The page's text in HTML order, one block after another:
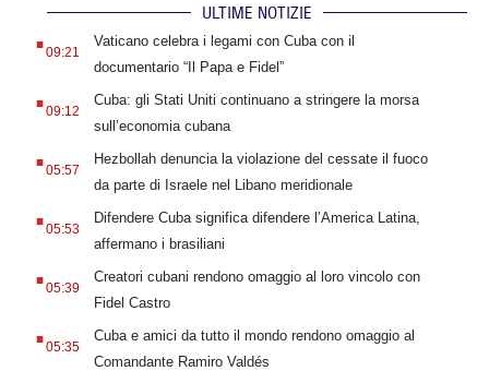
ULTIME NOTIZIE
.09:21
Vaticano celebra i legami con Cuba con il
documentario “Il Papa e Fidel”
.09:12
Cuba: gli Stati Uniti continuano a stringere la morsa
sull’economia cubana
.05:57
Hezbollah denuncia la violazione del cessate il fuoco
da parte di Israele nel Libano meridionale
.05:53
Difendere Cuba significa difendere l’America Latina,
affermano i brasiliani
.05:39
Creatori cubani rendono omaggio al loro vincolo con
Fidel Castro
.05:35
Cuba e amici da tutto il mondo rendono omaggio al
Comandante Ramiro Valdés